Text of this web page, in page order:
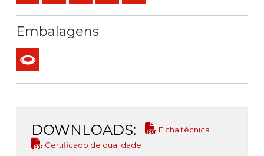
Embalagens
DOWNLOADS:
Ficha técnica
Certificado de qualidade